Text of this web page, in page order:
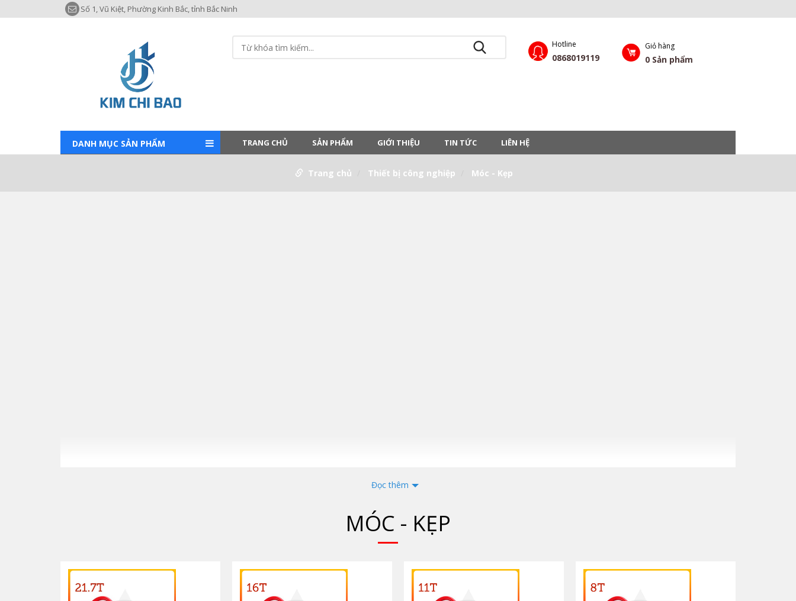
Số 1, Vũ Kiệt, Phường Kinh Bắc, tỉnh Bắc Ninh
Hotline
0868019119
Giỏ hàng
0 Sản phẩm
DANH MỤC SẢN PHẨM TRANG CHỦ SẢN PHẨM GIỚI THIỆU TIN TỨC LIÊN HỆ
Trang chủ Thiết bị công nghiệp Móc - Kẹp
Đọc thêm
MÓC - KẸP